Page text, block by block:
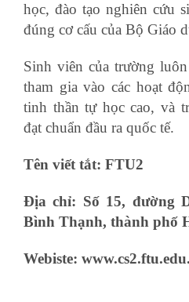
học, đào tạo nghiên cứu
đúng cơ cấu của Bộ Giáo
Sinh viên của trường
tham gia vào các hoạt
tinh thần tự học cao, và
đạt chuẩn đầu ra quốc tế.
Tên viết tắt: FTU2
Địa chỉ: Số 15, đường
Bình Thạnh, thành phố
Webiste: